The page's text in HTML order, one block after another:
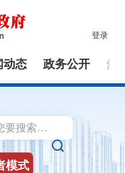
登录
动态 政务公开 解

模式